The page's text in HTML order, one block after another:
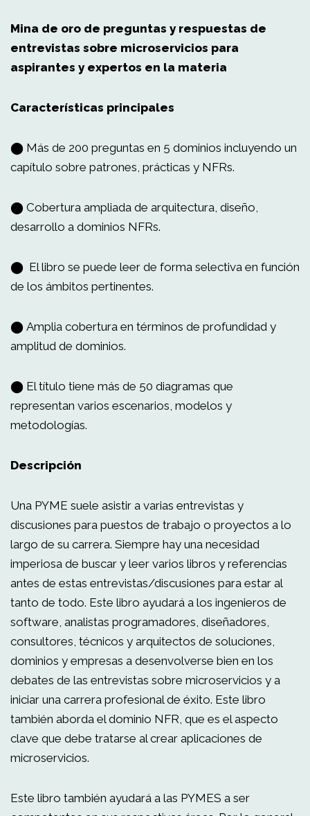
Mina de oro de preguntas y respuestas de
entrevistas sobre microservicios para
aspirantes y expertos en la materia
Características principales
⬤ Más de 200 preguntas en 5 dominios incluyendo un
capítulo sobre patrones, prácticas y NFRs.
⬤ Cobertura ampliada de arquitectura, diseño,
desarrollo a dominios NFRs.
⬤ El libro se puede leer de forma selectiva en función
de los ámbitos pertinentes.
⬤ Amplia cobertura en términos de profundidad y
amplitud de dominios.
⬤ El título tiene más de 50 diagramas que
representan varios escenarios, modelos y
metodologías.
Descripción
Una PYME suele asistir a varias entrevistas y
discusiones para puestos de trabajo o proyectos a lo
largo de su carrera. Siempre hay una necesidad
imperiosa de buscar y leer varios libros y referencias
antes de estas entrevistas/discusiones para estar al
tanto de todo. Este libro ayudará a los ingenieros de
software, analistas programadores, diseñadores,
consultores, técnicos y arquitectos de soluciones,
dominios y empresas a desenvolverse bien en los
debates de las entrevistas sobre microservicios y a
iniciar una carrera profesional de éxito. Este libro
también aborda el dominio NFR, que es el aspecto
clave que debe tratarse al crear aplicaciones de
microservicios.
Este libro también ayudará a las PYMES a ser